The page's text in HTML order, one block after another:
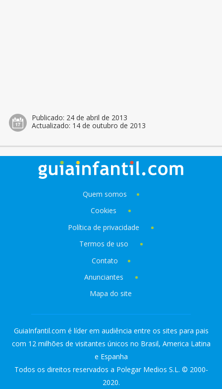
Publicado: 24 de abril de 2013
Actualizado: 14 de outubro de 2013
Quem somos
Cookies
Política de privacidade
Termos de uso
Contato
Anunciantes
Mapa do site
GuiaInfantil.com é líder em audiência entre os sites para pais
com 12 milhões de visitantes únicos no Brasil, America Latina
e Espanha
Todos os direitos reservados a Polegar Medios S.L. © 2000-
2020.